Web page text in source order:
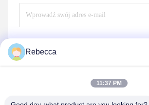
Rebecca
11:37 PM